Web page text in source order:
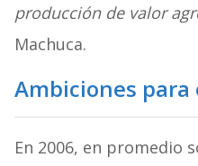
producción de valor
Machuca.
Ambiciones
En 2006, en promedio